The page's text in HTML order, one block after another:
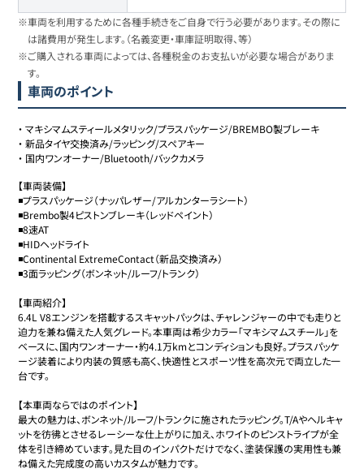
※車両を利用するために各種手続きをご自身で行う必要があります。その際に
は諸費用が発生します。（名義変更・車庫証明取得、等）
※ご購入される車両によっては、各種税金のお支払いが必要な場合がありま
す。
車両のポイント
・マキシマムスティールメタリック/プラスパッケージ/BREMBO製ブレーキ
・新品タイヤ交換済み/ラッピング/スペアキー
・ 国内ワンオーナー/Bluetooth/バックカメラ
【車両装備】
◾️プラスパッケージ（ナッパレザー/アルカンターラシート）
◾️Brembo製4ピストンブレーキ（レッドペイント）
◾️8速AT
◾️HIDヘッドライト
◾️Continental ExtremeContact（新品交換済み）
◾️3面ラッピング（ボンネット/ルーフ/トランク）
【車両紹介】
6.4L V8エンジンを搭載するスキャットパックは、チャレンジャーの中でも走りと
迫力を兼ね備えた人気グレード。本車両は希少カラー「マキシマムスチール」を
ベースに、国内ワンオーナー・約4.1万kmとコンディションも良好。プラスパッケ
ージ装着により内装の質感も高く、快適性とスポーツ性を高次元で両立した一
台です。
【本車両ならではのポイント】
最大の魅力は、ボンネット/ルーフ/トランクに施されたラッピング。T/Aやヘルキャ
ットを彷彿とさせるレーシーな仕上がりに加え、ホワイトのピンストライプが全
体を引き締めています。見た目のインパクトだけでなく、塗装保護の実用性も兼
ね備えた完成度の高いカスタムが魅力です。